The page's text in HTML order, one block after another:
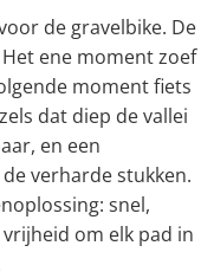
de gravelbike. De
ene moment zoef
moment fiets
dat diep de vallei
en een
verharde stukken.
snel,
om elk pad in